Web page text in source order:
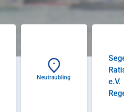
Neutraubling
e.V.